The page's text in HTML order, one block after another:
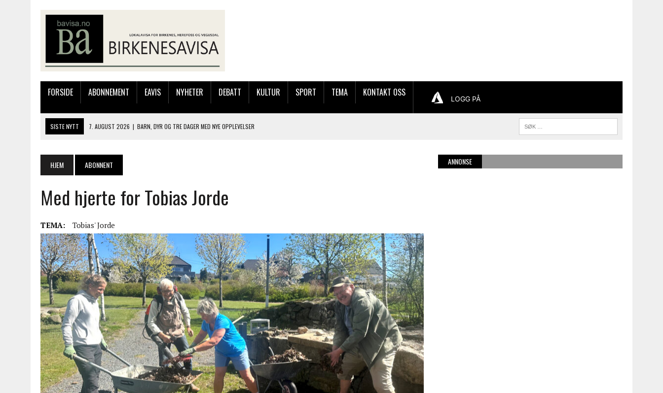
FORSIDE ABONNEMENT EAVIS NYHETER DEBATT KULTUR SPORT TEMA KONTAKT OSS
LOGG PÅ
SISTE NYTT 7. AUGUST 2026 | BARN, DYR OG TRE DAGER MED NYE OPPLEVELSER
6. AUGUST 2026 | BYGGING AV FLATBUNNINGER PÅ MUSEET
7. AUGUST 2026
FLYTTER PRODUKSJONEN TIL OSLO: FLERE MISTER JOBBEN VED SYNKRON MEDIA
HJEM ABONNENT
Med hjerte for Tobias Jorde
TEMA: Tobias' Jorde
ANNONSE